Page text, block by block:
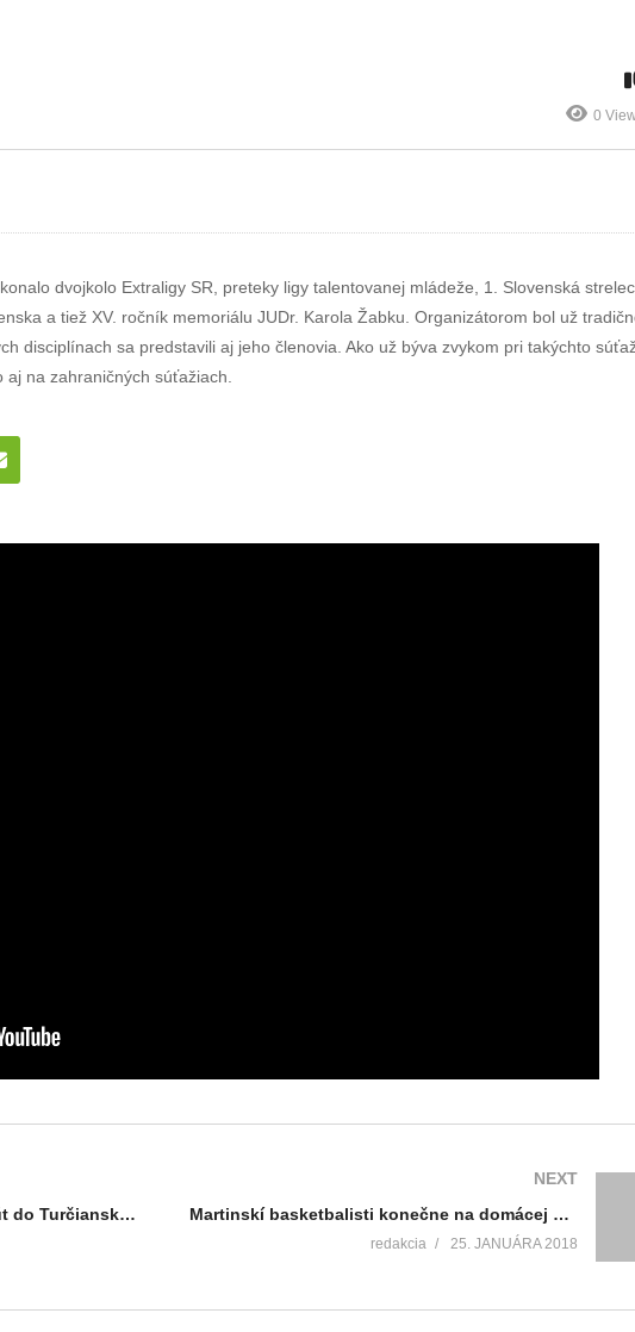
0
dvojkolo Extraligy SR, preteky ligy talentovanej mládeže, 1. Slovenská
a tiež XV. ročník memoriálu JUDr. Karola Žabku. Organizátorom bol už
disciplínach sa predstavili aj jeho členovia. Ako už býva zvykom pri takýchto
na zahraničných súťažiach.
Na štart 3.ročníka behu z Košút do Turčianskej Štiavničky sa postavila asi stovka bežcov
NEXT
Martinskí basketbalisti konečne na domácej palubovke vyhrali
redakcia 25. JANUÁRA 2018